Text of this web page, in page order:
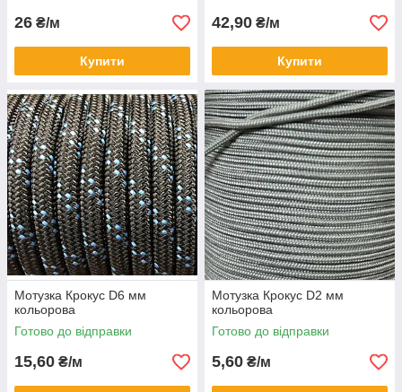
26 ₴/м
Купити
42,90 ₴/м
Купити
Мотузка Крокус D6 мм
кольорова
Готово до відправки
15,60 ₴/м
Мотузка Крокус D2 мм
кольорова
Готово до відправки
5,60 ₴/м